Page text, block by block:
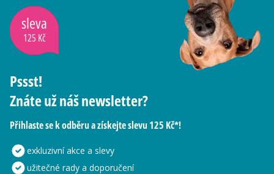
sleva
125 Kč
Pssst!
Znáte už náš newsletter?
Přihlaste se k odběru a získejte slevu 125 Kč*!
exkluzivní akce a slevy
užitečné rady a doporučení